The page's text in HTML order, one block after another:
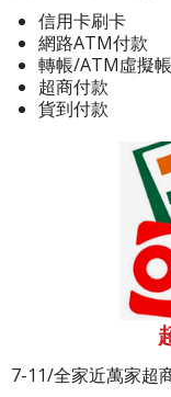
信用卡刷卡
網路ATM付款
轉帳/ATM虛擬
超商付款
貨到付款
7-11/全家近萬家超